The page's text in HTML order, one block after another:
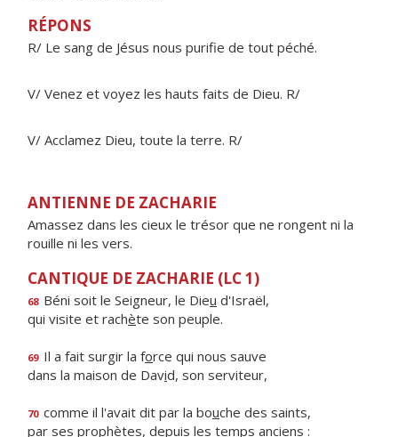
RÉPONS
R/ Le sang de Jésus nous purifie de tout péché.
V/ Venez et voyez les hauts faits de Dieu. R/
V/ Acclamez Dieu, toute la terre. R/
ANTIENNE DE ZACHARIE
Amassez dans les cieux le trésor que ne rongent ni la
rouille ni les vers.
CANTIQUE DE ZACHARIE (LC 1)
68 Béni soit le Seigneur, le Dieu d'Israël,
qui visite et rachète son peuple.
69 Il a fait surgir la force qui nous sauve
dans la maison de David, son serviteur,
70 comme il l'avait dit par la bouche des saints,
par ses prophètes, depuis les temps anciens :